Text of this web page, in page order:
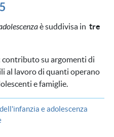
è suddivisa in tre
contributo su argomenti di
al lavoro di quanti operano
e famiglie.
e adolescenza